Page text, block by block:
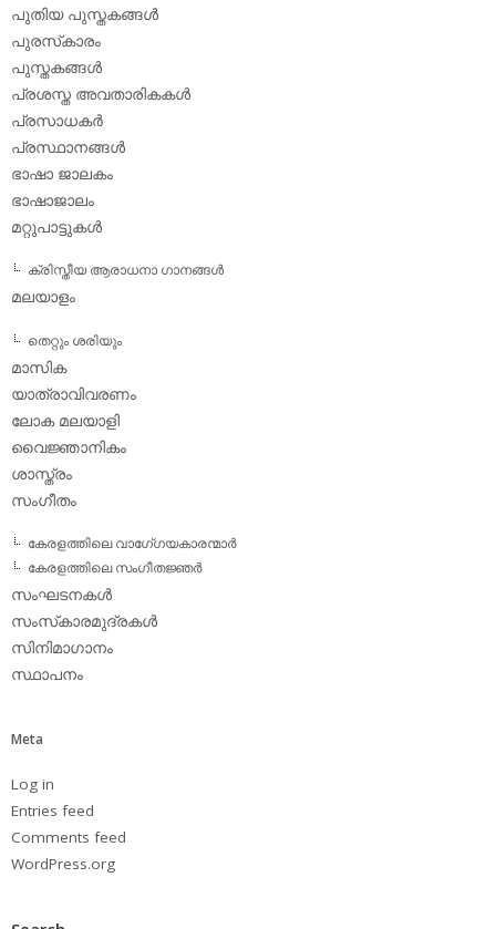
പുതിയ പുസ്തകങ്ങള്‍
പുരസ്‌കാരം
പുസ്തകങ്ങള്‍
പ്രശസ്ത അവതാരികകള്‍
പ്രസാധകര്‍
പ്രസ്ഥാനങ്ങള്‍
ഭാഷാ ജാലകം
ഭാഷാജാലം
മറ്റുപാട്ടുകള്‍
ക്രിസ്തീയ ആരാധനാ ഗാനങ്ങള്‍
മലയാളം
തെറ്റും ശരിയും
മാസിക
യാത്രാവിവരണം
ലോക മലയാളി
വൈജ്ഞാനികം
ശാസ്ത്രം
സംഗീതം
കേരളത്തിലെ വാഗേ്ഗയകാരന്മാര്‍
കേരളത്തിലെ സംഗീതജ്ഞര്‍
സംഘടനകള്‍
സംസ്‌കാരമുദ്രകള്‍
സിനിമാഗാനം
സ്ഥാപനം
Meta
Log in
Entries feed
Comments feed
WordPress.org